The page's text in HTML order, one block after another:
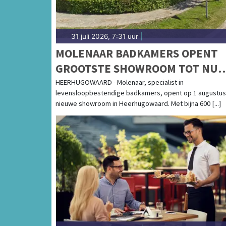
31 juli 2026, 7:31 uur
MOLENAAR BADKAMERS OPENT
GROOTSTE SHOWROOM TOT NU
TOE IN HEERHUGOWAARD
HEERHUGOWAARD - Molenaar, specialist in
levensloopbestendige badkamers, opent op 1
nieuwe showroom in Heerhugowaard. Met bijna 600 [...]